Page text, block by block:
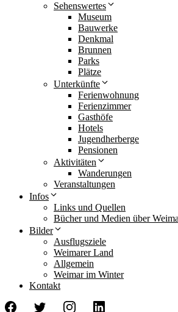
Sehenswertes
Museum
Bauwerke
Denkmal
Brunnen
Parks
Plätze
Unterkünfte
Ferienwohnung
Ferienzimmer
Gasthöfe
Hotels
Jugendherberge
Pensionen
Aktivitäten
Wanderungen
Veranstaltungen
Infos
Links und Quellen
Bücher und Medien über
Bilder
Ausflugsziele
Weimarer Land
Allgemein
Weimar im Winter
Kontakt